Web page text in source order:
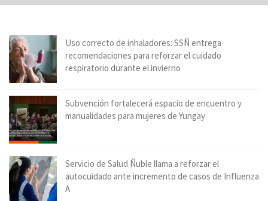
Uso correcto de inhaladores: SSÑ entrega
recomendaciones para reforzar el cuidado
respiratorio durante el invierno
Subvención fortalecerá espacio de encuentro y
manualidades para mujeres de Yungay
Servicio de Salud Ñuble llama a reforzar el
autocuidado ante incremento de casos de Influenza
A